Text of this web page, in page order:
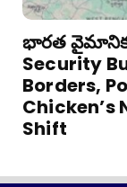
భారత వైమానిక
Security
Borders,
Chicken’s
Shift